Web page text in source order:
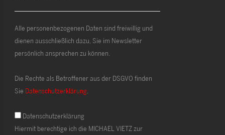
Alle personenbezogenen Daten sind freiwillig und
dienen ausschließlich dazu, Sie im Newsletter
persönlich ansprechen zu können.
Die Rechte als Betroffener aus der DSGVO finden
Sie Datenschutzerklärung.
Datenschutzerklärung
Hiermit berechtige ich die MICHAEL VIETZ zur